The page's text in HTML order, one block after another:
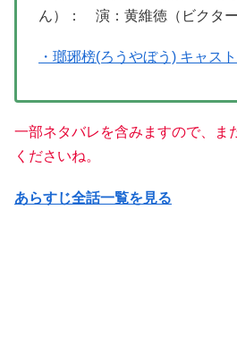
ん）： 演：黄維徳（ビクター
・瑯琊榜(ろうやぼう) キャス
一部ネタバレを含みますので、ま
くださいね。
あらすじ全話一覧を見る